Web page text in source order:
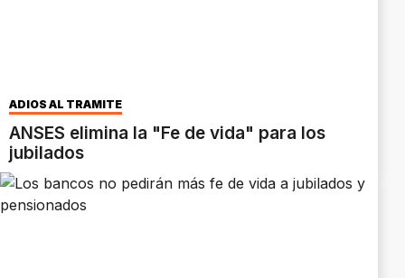
ADIÓS AL TRÁMITE
ANSES elimina la "Fe de vida" para los
jubilados